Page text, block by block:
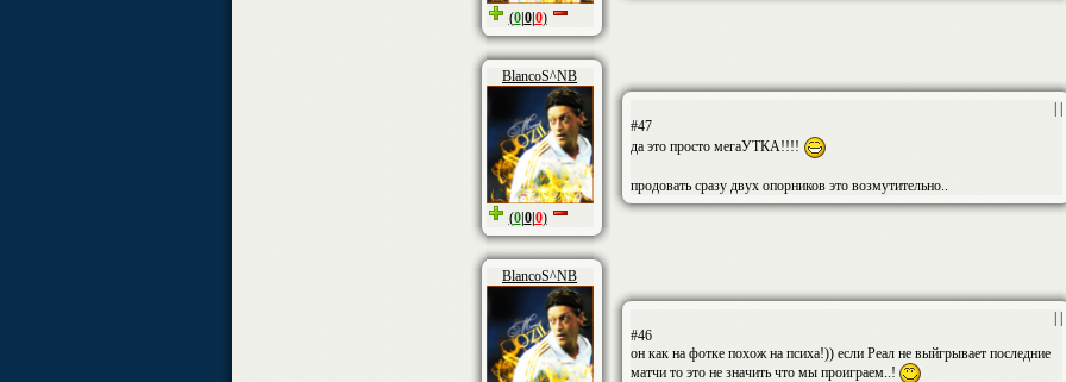
(0|0|0)
BlancoS^NB
(0|0|0)
#47
да это просто мегаУТКА!!!!
продовать сразу двух опорников это возмутительно..
BlancoS^NB
#46
он как на фотке похож на психа!)) если Реал не выйгрывает последние
матчи то это не значить что мы проиграем..!